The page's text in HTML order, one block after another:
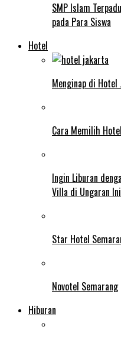
SMP Islam
pada Para Siswa
Hotel
Menginap di
Cara Memilih
Ingin Liburan
Villa di Ungaran Ini
Star Hotel
Novotel Semarang
Hiburan